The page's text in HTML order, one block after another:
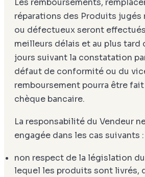
réparations des Produits jugés
ou défectueux seront
meilleurs délais et au plus tard
jours suivant la constatation
défaut de conformité ou du
remboursement pourra être
chèque bancaire.
La responsabilité du Vendeur
engagée dans les cas suivants :
non respect de la législation du
lequel les produits sont livrés,